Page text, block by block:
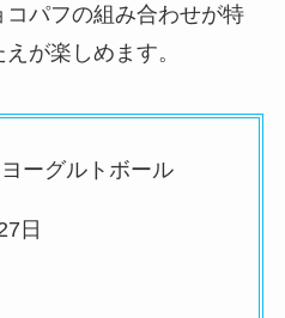
パフの組み合わせが特
が楽しめます。
ーグルトボール
日